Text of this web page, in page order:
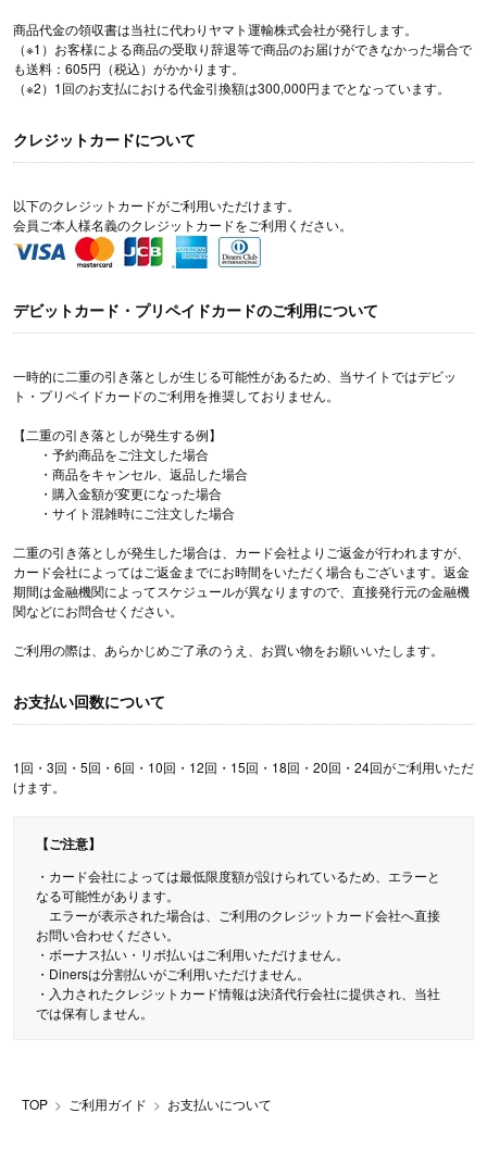
商品代金の領収書は当社に代わりヤマト運輸株式会社が発行します。
（※1）お客様による商品の受取り辞退等で商品のお届けができなかった場合で
も送料：605円（税込）がかかります。
（※2）1回のお支払における代金引換額は300,000円までとなっています。
クレジットカードについて
以下のクレジットカードがご利用いただけます。
会員ご本人様名義のクレジットカードをご利用ください。
デビットカード・プリペイドカードのご利用について
一時的に二重の引き落としが生じる可能性があるため、当サイトではデビッ
ト・プリペイドカードのご利用を推奨しておりません。
【二重の引き落としが発生する例】
・予約商品をご注文した場合
・商品をキャンセル、返品した場合
・購入金額が変更になった場合
・サイト混雑時にご注文した場合
二重の引き落としが発生した場合は、カード会社よりご返金が行われますが、
カード会社によってはご返金までにお時間をいただく場合もございます。返金
期間は金融機関によってスケジュールが異なりますので、直接発行元の金融機
関などにお問合せください。
ご利用の際は、あらかじめご了承のうえ、お買い物をお願いいたします。
お支払い回数について
1回・3回・5回・6回・10回・12回・15回・18回・20回・24回がご利用いただ
けます。
【ご注意】
・カード会社によっては最低限度額が設けられているため、エラーと
なる可能性があります。
エラーが表示された場合は、ご利用のクレジットカード会社へ直接
お問い合わせください。
・ボーナス払い・リボ払いはご利用いただけません。
・Dinersは分割払いがご利用いただけません。
・入力されたクレジットカード情報は決済代行会社に提供され、当社
では保有しません。
TOP ご利用ガイド お支払いについて